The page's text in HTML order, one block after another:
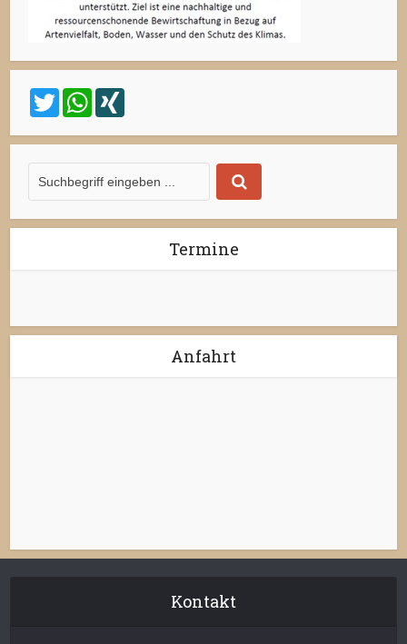
TwitterWhatsApp
Termine
Anfahrt
Kontakt